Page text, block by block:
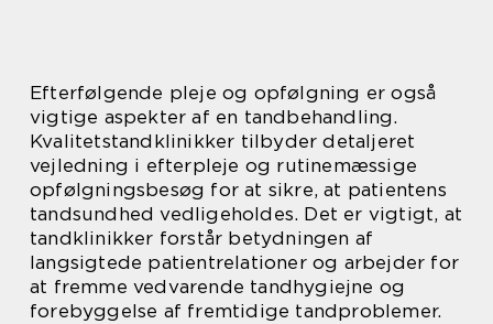
Efterfølgende pleje og opfølgning er også
vigtige aspekter af en tandbehandling.
Kvalitetstandklinikker tilbyder detaljeret
vejledning i efterpleje og rutinemæssige
opfølgningsbesøg for at sikre, at patientens
tandsundhed vedligeholdes. Det er vigtigt, at
tandklinikker forstår betydningen af
langsigtede patientrelationer og arbejder for
at fremme vedvarende tandhygiejne og
forebyggelse af fremtidige tandproblemer.